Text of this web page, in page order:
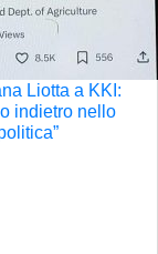
Liotta a KKI:
indietro nello